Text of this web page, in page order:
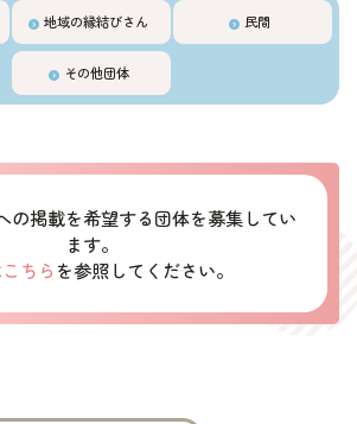
地域の縁結びさん 民間
その他団体
の掲載を希望する団体を募集してい
ます。
こちら を参照してください。